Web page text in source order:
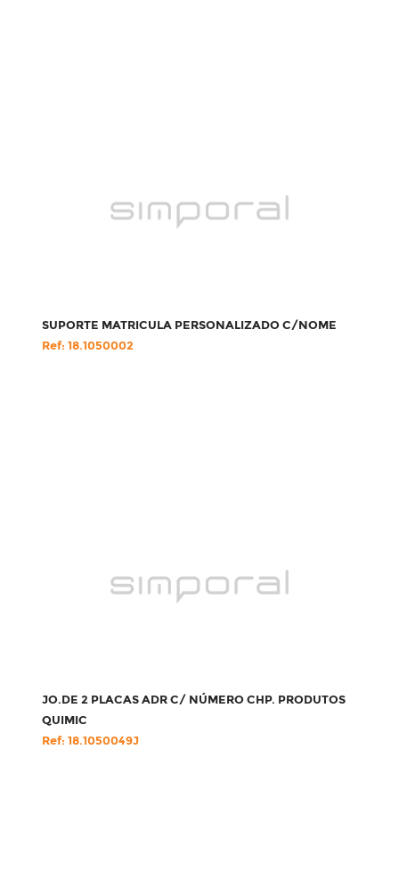
SUPORTE MATRICULA PERSONALIZADO C/NOME
Ref: 18.1050002
JO.DE 2 PLACAS ADR C/ NÚMERO CHP. PRODUTOS
QUIMIC
Ref: 18.1050049J